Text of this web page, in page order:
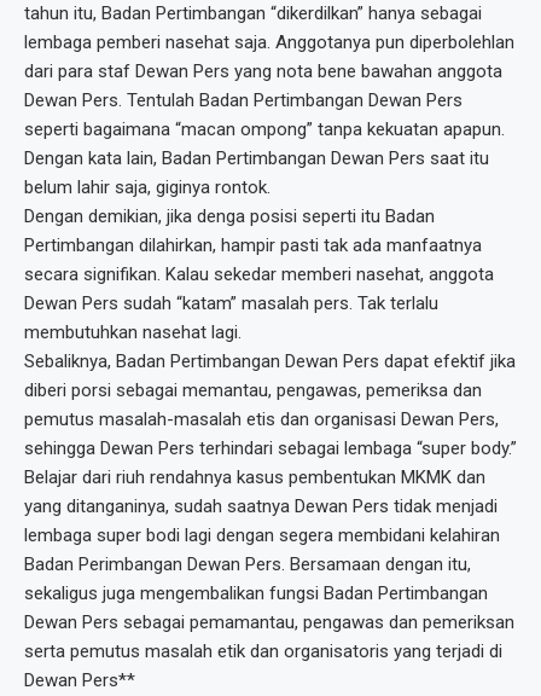
tahun itu, Badan Pertimbangan “dikerdilkan” hanya sebagai
lembaga pemberi nasehat saja. Anggotanya pun diperbolehlan
dari para staf Dewan Pers yang nota bene bawahan anggota
Dewan Pers. Tentulah Badan Pertimbangan Dewan Pers
seperti bagaimana “macan ompong” tanpa kekuatan apapun.
Dengan kata lain, Badan Pertimbangan Dewan Pers saat itu
belum lahir saja, giginya rontok.
Dengan demikian, jika denga posisi seperti itu Badan
Pertimbangan dilahirkan, hampir pasti tak ada manfaatnya
secara signifikan. Kalau sekedar memberi nasehat, anggota
Dewan Pers sudah “katam” masalah pers. Tak terlalu
membutuhkan nasehat lagi.
Sebaliknya, Badan Pertimbangan Dewan Pers dapat efektif jika
diberi porsi sebagai memantau, pengawas, pemeriksa dan
pemutus masalah-masalah etis dan organisasi Dewan Pers,
sehingga Dewan Pers terhindari sebagai lembaga “super body.”
Belajar dari riuh rendahnya kasus pembentukan MKMK dan
yang ditanganinya, sudah saatnya Dewan Pers tidak menjadi
lembaga super bodi lagi dengan segera membidani kelahiran
Badan Perimbangan Dewan Pers. Bersamaan dengan itu,
sekaligus juga mengembalikan fungsi Badan Pertimbangan
Dewan Pers sebagai pemamantau, pengawas dan pemeriksan
serta pemutus masalah etik dan organisatoris yang terjadi di
Dewan Pers**